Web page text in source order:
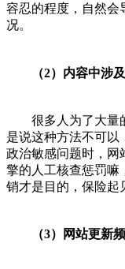
容忍的程度，自然会
况。
（2）内容中涉及
很多人为了大量的
是说这种方法不可以
政治敏感问题时，网
擎的人工核查惩罚嘛
销才是目的，保险起
（3）网站更新频